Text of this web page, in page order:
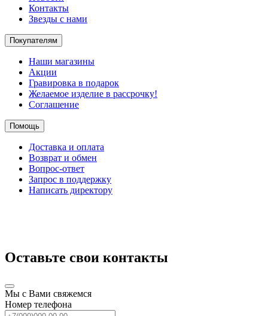
Контакты
Звезды с нами
Покупателям
Наши магазины
Акции
Гравировка в подарок
Желаемое изделие в рассрочку!
Соглашение
Помощь
Доставка и оплата
Возврат и обмен
Вопрос-ответ
Запрос в поддержку
Написать директору
Оставьте свои контакты
Мы с Вами свяжемся
Номер телефона